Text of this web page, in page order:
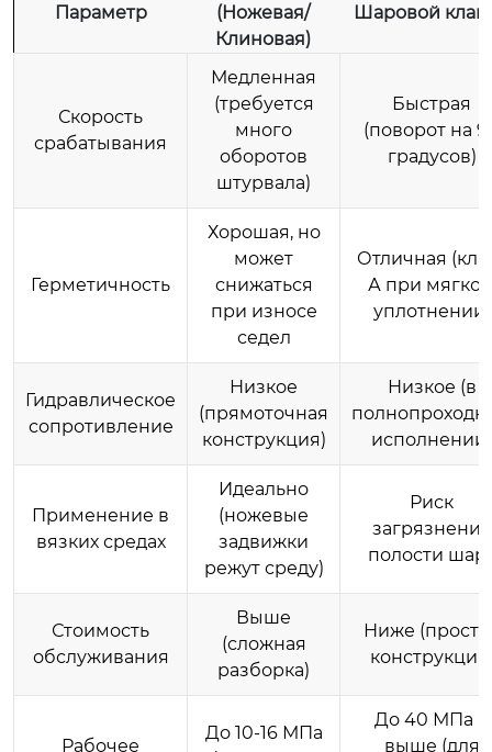
Параметр
(Ножевая/
Клиновая)
Шаровой
Скорость
срабатывания
Медленная
(требуется
много
оборотов
штурвала)
Быстрая
(поворот на
градусов)
Герметичность
Хорошая, но
может
снижаться
при износе
седел
Отличная
А при
уплотнении)
Гидравлическое
сопротивление
Низкое
(прямоточная
конструкция)
Низкое (в
исполнении)
Применение в
вязких средах
Идеально
(ножевые
задвижки
режут среду)
Риск
загрязнения
полости
Стоимость
обслуживания
Выше
(сложная
разборка)
Ниже
Рабочее
До 10-16 МПа
До 40 МПа и
выше (для